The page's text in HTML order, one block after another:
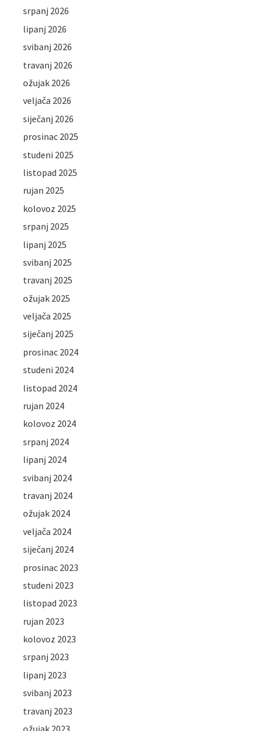
srpanj 2026
lipanj 2026
svibanj 2026
travanj 2026
ožujak 2026
veljača 2026
siječanj 2026
prosinac 2025
studeni 2025
listopad 2025
rujan 2025
kolovoz 2025
srpanj 2025
lipanj 2025
svibanj 2025
travanj 2025
ožujak 2025
veljača 2025
siječanj 2025
prosinac 2024
studeni 2024
listopad 2024
rujan 2024
kolovoz 2024
srpanj 2024
lipanj 2024
svibanj 2024
travanj 2024
ožujak 2024
veljača 2024
siječanj 2024
prosinac 2023
studeni 2023
listopad 2023
rujan 2023
kolovoz 2023
srpanj 2023
lipanj 2023
svibanj 2023
travanj 2023